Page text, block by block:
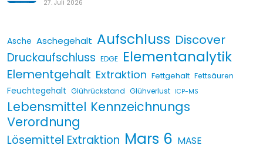
27. Juli 2026
Asche Aschegehalt Aufschluss Discover
Druckaufschluss EDGE Elementanalytik
Elementgehalt Extraktion Fettgehalt Fettsäuren
Feuchtegehalt Glührückstand Glühverlust ICP-MS
Lebensmittel Kennzeichnungs
Verordnung
Lösemittel Extraktion Mars 6 MASE